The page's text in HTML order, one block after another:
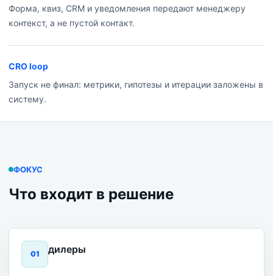
Форма, квиз, CRM и уведомления передают менеджеру
контекст, а не пустой контакт.
CRO loop
Запуск не финал: метрики, гипотезы и итерации заложены в
систему.
ФОКУС
Что входит в решение
01 дилеры